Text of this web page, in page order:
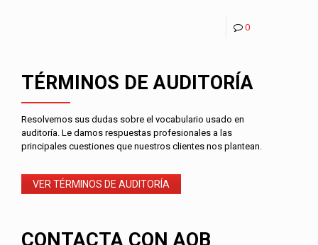
0
TÉRMINOS DE AUDITORÍA
Resolvemos sus dudas sobre el vocabulario usado en
auditoría. Le damos respuestas profesionales a las
principales cuestiones que nuestros clientes nos plantean.
VER TÉRMINOS DE AUDITORÍA
CONTACTA CON AOB